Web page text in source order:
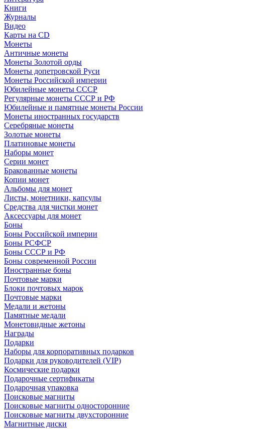
Книги
Журналы
Видео
Карты на CD
Монеты
Античные монеты
Монеты Золотой орды
Монеты допетровской Руси
Монеты Российской империи
Юбилейные монеты СССР
Регулярные монеты СССР и РФ
Юбилейные и памятные монеты России
Монеты иностранных государств
Серебряные монеты
Золотые монеты
Платиновые монеты
Наборы монет
Серии монет
Бракованные монеты
Копии монет
Альбомы для монет
Листы, монетники, капсулы
Средства для чистки монет
Аксессуары для монет
Боны
Боны Российской империи
Боны РСФСР
Боны СССР и РФ
Боны современной России
Иностранные боны
Почтовые марки
Блоки почтовых марок
Почтовые марки
Медали и жетоны
Памятные медали
Монетовидные жетоны
Награды
Подарки
Наборы для корпоративных подарков
Подарки для руководителей (VIP)
Космические подарки
Подарочные сертификаты
Подарочная упаковка
Поисковые магниты
Поисковые магниты односторонние
Поисковые магниты двухсторонние
Магнитные диски